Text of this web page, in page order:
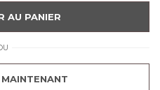
AU PANIER